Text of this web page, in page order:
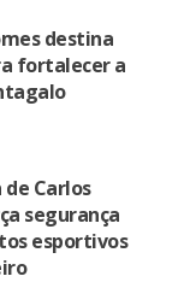
destina
fortalecer a
Carlos
segurança
esportivos